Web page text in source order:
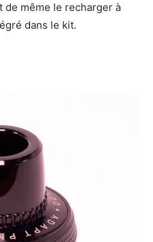
de même le recharger à
dans le kit.